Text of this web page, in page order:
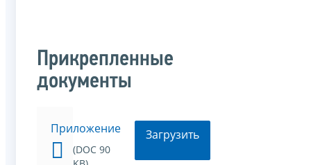
Прикрепленные
документы
Приложение
(DOC 90
Загрузить